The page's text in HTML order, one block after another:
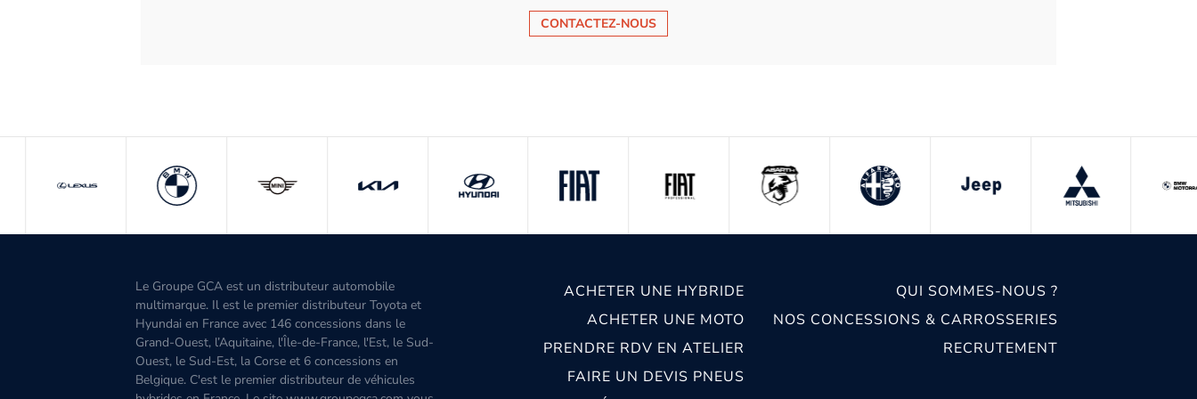
CONTACTEZ-NOUS
Le Groupe GCA est un distributeur automobile
multimarque. Il est le premier distributeur Toyota et
Hyundai en France avec 146 concessions dans le
Grand-Ouest, l’Aquitaine, l'Île-de-France, l'Est, le Sud-
Ouest, le Sud-Est, la Corse et 6 concessions en
Belgique. C'est le premier distributeur de véhicules
ACHETER UNE HYBRIDE
ACHETER UNE MOTO
PRENDRE RDV EN ATELIER
FAIRE UN DEVIS PNEUS
QUI SOMMES-NOUS ?
NOS CONCESSIONS & CARROSSERIES
RECRUTEMENT